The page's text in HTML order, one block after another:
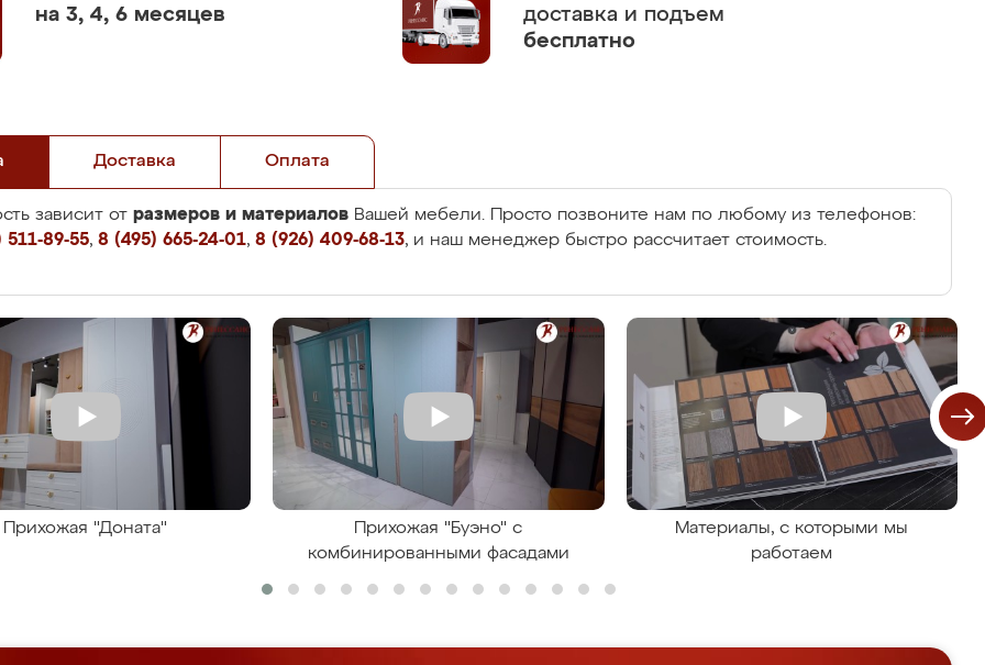
на 3, 4, 6 месяцев
доставка и подъем
бесплатно
Доставка Оплата
зависит от размеров и материалов Вашей мебели. Просто позвоните нам по любому из телефонов:
89-55, 8 (495) 665-24-01, 8 (926) 409-68-13, и наш менеджер быстро рассчитает стоимость.
Прихожая "Доната"
Прихожая "Буэно" с
комбинированными фасадами
Материалы, с которыми мы
работаем